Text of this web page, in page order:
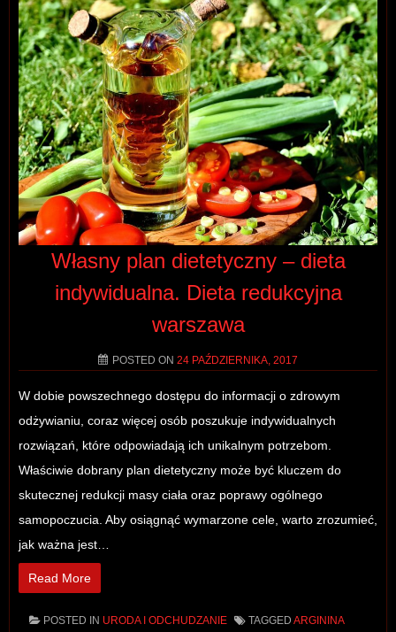
Własny plan dietetyczny – dieta
indywidualna. Dieta redukcyjna
warszawa
POSTED ON 24 PAŹDZIERNIKA, 2017
W dobie powszechnego dostępu do informacji o zdrowym
odżywianiu, coraz więcej osób poszukuje indywidualnych
rozwiązań, które odpowiadają ich unikalnym potrzebom.
Właściwie dobrany plan dietetyczny może być kluczem do
skutecznej redukcji masy ciała oraz poprawy ogólnego
samopoczucia. Aby osiągnąć wymarzone cele, warto zrozumieć,
jak ważna jest…
Read More
POSTED IN URODA I ODCHUDZANIE TAGGED ARGININA